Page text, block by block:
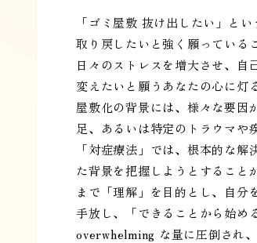
「ゴミ屋敷 抜け出したい」と
取り戻したいと強く願っている
日々のストレスを増大させ、自
変えたいと願うあなたの心に灯
屋敷化の背景には、様々な要因
足、あるいは特定のトラウマや
「対症療法」では、根本的な
た背景を把握しようとすること
まで「理解」を目的とし、自分
手放し、「できることから始め
overwhelming な量に圧倒され